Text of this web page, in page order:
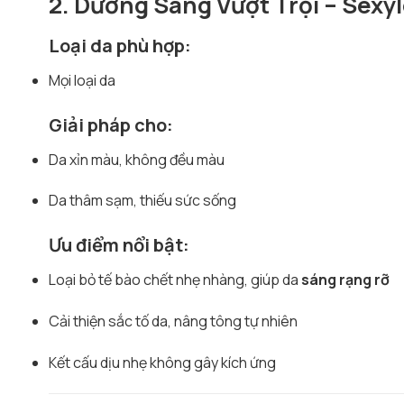
Loại da phù hợp:
Mọi loại da
Giải pháp cho:
Da xỉn màu, không đều màu
Da thâm sạm, thiếu sức sống
Ưu điểm nổi bật:
Loại bỏ tế bào chết nhẹ nhàng, giúp dasáng rạng rỡ
Cải thiện sắc tố da, nâng tông tự nhiên
Kết cấu dịu nhẹ không gây kích ứng